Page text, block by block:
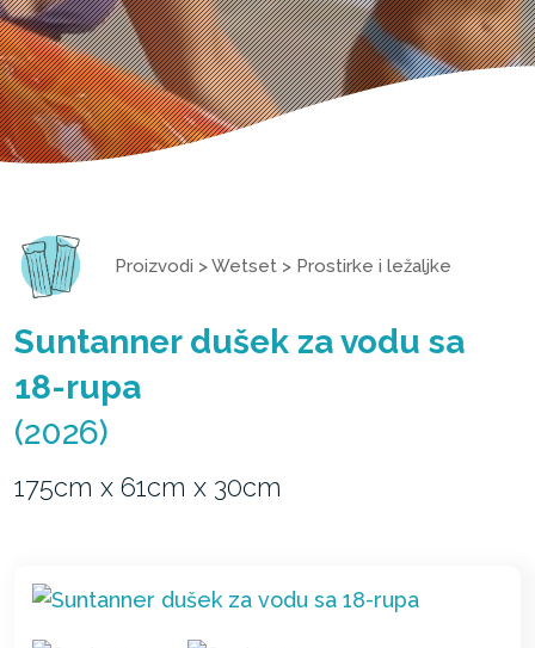
Proizvodi >Wetset > Prostirke i ležaljke
Suntanner dušek za vodu sa
18-rupa
(2026)
175cm x 61cm x 30cm